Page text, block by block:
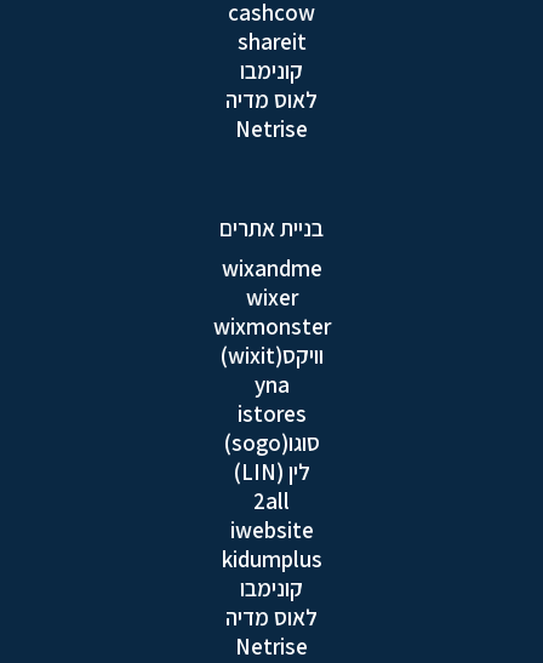
cashcow
shareit
קונימבו
לאוס מדיה
Netrise
בניית אתרים
wixandme
wixer
wixmonster
וויקס(wixit)
yna
istores
סוגו(sogo)
לין (LIN)
2all
iwebsite
kidumplus
קונימבו
לאוס מדיה
Netrise